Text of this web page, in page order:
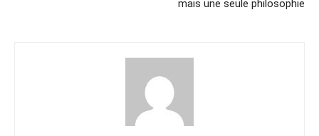
mais une seule philosophie